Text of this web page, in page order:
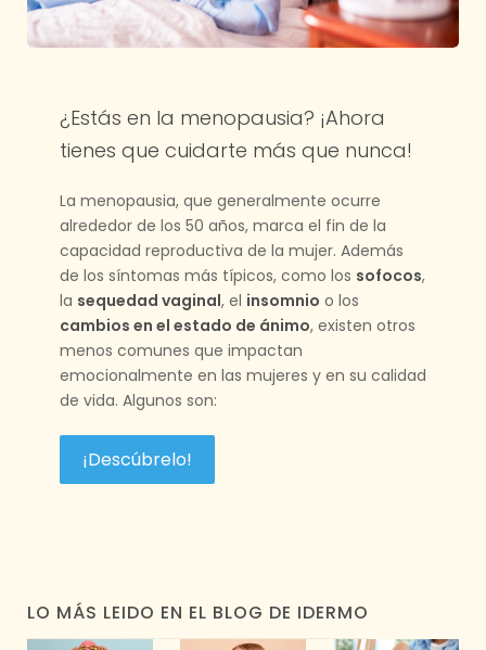
¿Estás en la menopausia? ¡Ahora
tienes que cuidarte más que nunca!
La menopausia, que generalmente ocurre
alrededor de los 50 años, marca el fin de la
capacidad reproductiva de la mujer. Además
de los síntomas más típicos, como los sofocos,
la sequedad vaginal, el insomnio o los
cambios en el estado de ánimo, existen otros
menos comunes que impactan
emocionalmente en las mujeres y en su calidad
de vida. Algunos son:
¡Descúbrelo!
LO MÁS LEIDO EN EL BLOG DE IDERMO